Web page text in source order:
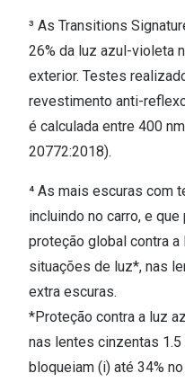
³ As Transitions
26% da luz azul-violeta
exterior. Testes
revestimento anti-
é calculada entre 400
20772:2018).
⁴ As mais escuras com
incluindo no carro, e
proteção global contra
situações de luz*, nas
extra escuras.
*Proteção contra a luz
nas lentes cinzentas
bloqueiam (i) até 34%